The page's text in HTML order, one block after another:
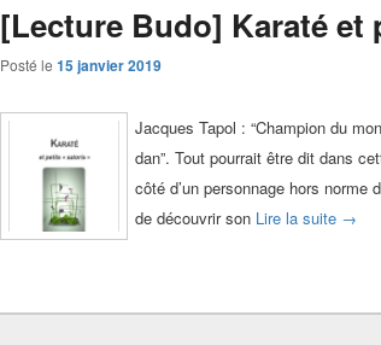
[Lecture Budo] Karaté et
Posté le 15 janvier 2019
Jacques Tapol : “Champion du
dan”. Tout pourrait être dit dans
côté d’un personnage hors
de découvrir son Lire la suite →